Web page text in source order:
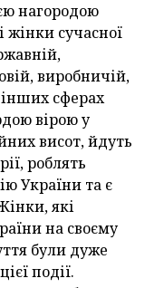
нагородою
жінки сучасної
виробничій,
сферах
вірою у
висот, йдуть
роблять
України та є
які
на своєму
були дуже
події.